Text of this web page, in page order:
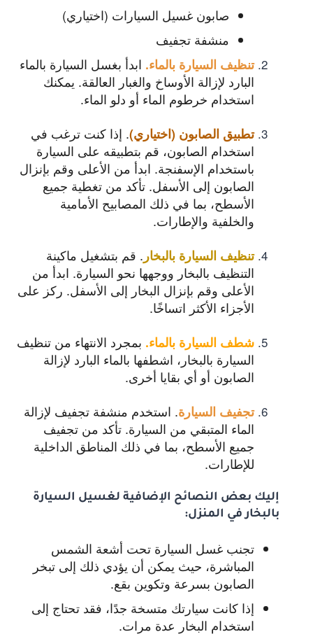
صابون غسيل السيارات (اختياري)
منشفة تجفيف
تنظيف السيارة بالماء. ابدأ بغسل السيارة بالماء
البارد لإزالة الأوساخ والغبار العالقة. يمكنك
استخدام خرطوم الماء أو دلو الماء.
تطبيق الصابون (اختياري). إذا كنت ترغب في
استخدام الصابون، قم بتطبيقه على السيارة
باستخدام الإسفنجة. ابدأ من الأعلى وقم بإنزال
الصابون إلى الأسفل. تأكد من تغطية جميع
الأسطح، بما في ذلك المصابيح الأمامية
والخلفية والإطارات.
تنظيف السيارة بالبخار . قم بتشغيل ماكينة
التنظيف بالبخار ووجهها نحو السيارة. ابدأ من
الأعلى وقم بإنزال البخار إلى الأسفل. ركز على
الأجزاء الأكثر اتساخًا.
شطف السيارة بالماء. بمجرد الانتهاء من تنظيف
السيارة بالبخار، اشطفها بالماء البارد لإزالة
الصابون أو أي بقايا أخرى.
تجفيف السيارة. استخدم منشفة تجفيف لإزالة
الماء المتبقي من السيارة. تأكد من تجفيف
جميع الأسطح، بما في ذلك المناطق الداخلية
للإطارات.
إليك بعض النصائح الإضافية لغسيل السيارة
بالبخار في المنزل:
تجنب غسل السيارة تحت أشعة الشمس
المباشرة، حيث يمكن أن يؤدي ذلك إلى تبخر
الصابون بسرعة وتكوين بقع.
إذا كانت سيارتك متسخة جدًا، فقد تحتاج إلى
استخدام البخار عدة مرات.